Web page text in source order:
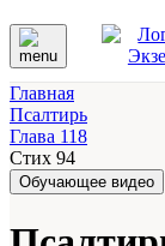
Главная
Псалтирь
Глава 118
Стих 94
Обучающее видео